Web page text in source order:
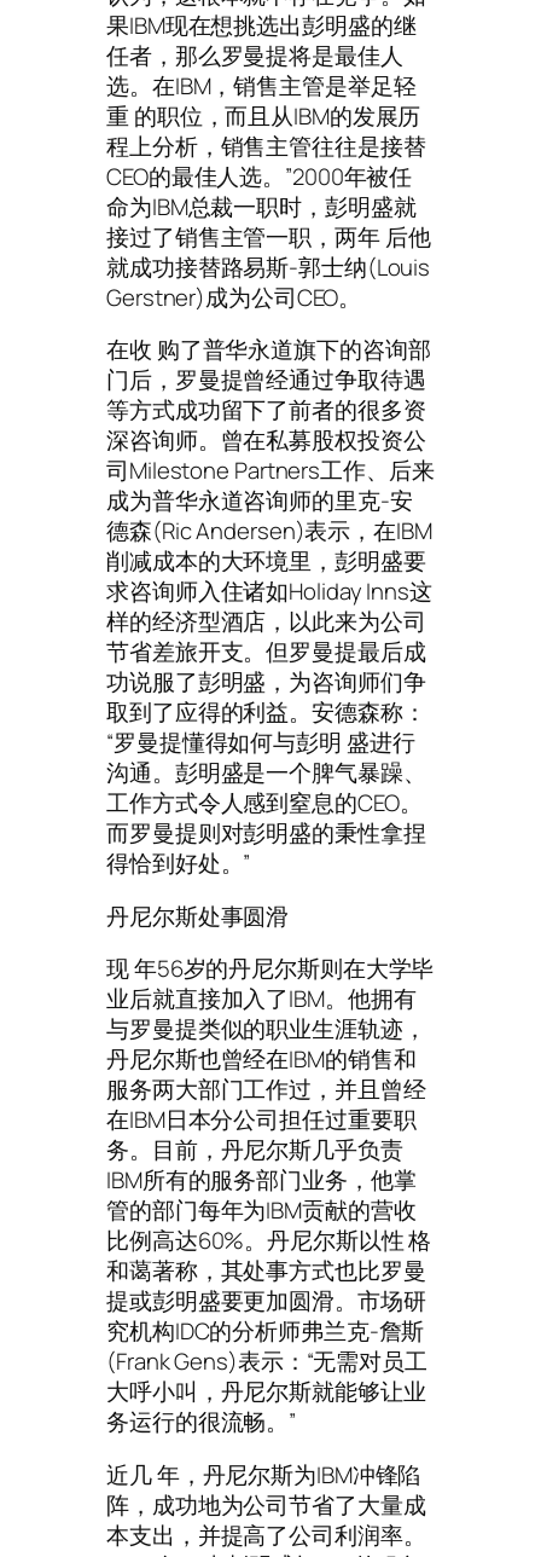
果IBM现在想挑选出彭明盛的继
任者，那么罗曼提将是最佳人
选。在IBM，销售主管是举足轻
重 的职位，而且从IBM的发展历
程上分析，销售主管往往是接替
CEO的最佳人选。”2000年被任
命为IBM总裁一职时，彭明盛就
接过了销售主管一职，两年 后他
就成功接替路易斯-郭士纳(Louis
Gerstner)成为公司CEO。
在收 购了普华永道旗下的咨询部
门后，罗曼提曾经通过争取待遇
等方式成功留下了前者的很多资
深咨询师。曾在私募股权投资公
司Milestone Partners工作、后来
成为普华永道咨询师的里克-安
德森(Ric Andersen)表示，在IBM
削减成本的大环境里，彭明盛要
求咨询师入住诸如Holiday Inns这
样的经济型酒店，以此来为公司
节省差旅开支。但罗曼提最后成
功说服了彭明盛，为咨询师们争
取到了应得的利益。安德森称：
“罗曼提懂得如何与彭明 盛进行
沟通。彭明盛是一个脾气暴躁、
工作方式令人感到窒息的CEO。
而罗曼提则对彭明盛的秉性拿捏
得恰到好处。”
丹尼尔斯处事圆滑
现 年56岁的丹尼尔斯则在大学毕
业后就直接加入了IBM。他拥有
与罗曼提类似的职业生涯轨迹，
丹尼尔斯也曾经在IBM的销售和
服务两大部门工作过，并且曾经
在IBM日本分公司担任过重要职
务。目前，丹尼尔斯几乎负责
IBM所有的服务部门业务，他掌
管的部门每年为IBM贡献的营收
比例高达60%。丹尼尔斯以性 格
和蔼著称，其处事方式也比罗曼
提或彭明盛要更加圆滑。市场研
究机构IDC的分析师弗兰克-詹斯
(Frank Gens)表示：“无需对员工
大呼小叫，丹尼尔斯就能够让业
务运行的很流畅。”
近几 年，丹尼尔斯为IBM冲锋陷
阵，成功地为公司节省了大量成
本支出，并提高了公司利润率。